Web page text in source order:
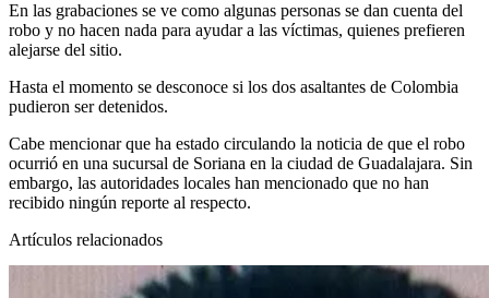
En las grabaciones se ve como algunas personas se dan cuenta del
robo y no hacen nada para ayudar a las víctimas, quienes prefieren
alejarse del sitio.
Hasta el momento se desconoce si los dos asaltantes de Colombia
pudieron ser detenidos.
Cabe mencionar que ha estado circulando la noticia de que el robo
ocurrió en una sucursal de Soriana en la ciudad de Guadalajara. Sin
embargo, las autoridades locales han mencionado que no han
recibido ningún reporte al respecto.
Artículos relacionados